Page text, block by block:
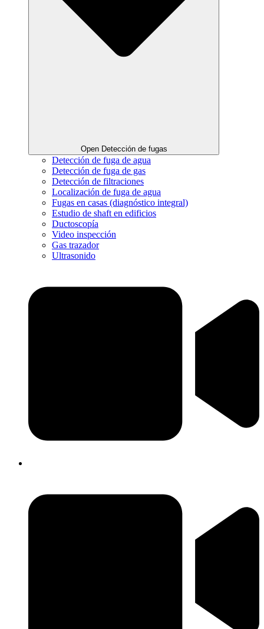
Open Detección de fugas
Detección de fuga de agua
Detección de fuga de gas
Detección de filtraciones
Localización de fuga de agua
Fugas en casas (diagnóstico integral)
Estudio de shaft en edificios
Ductoscopía
Video inspección
Gas trazador
Ultrasonido